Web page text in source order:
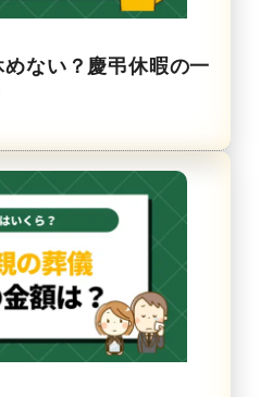
ない？慶弔休暇の一